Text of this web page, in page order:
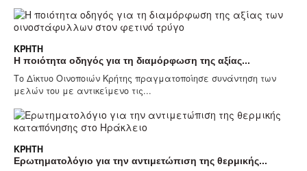
ΚΡΉΤΗ
Η ποιότητα οδηγός για τη διαμόρφωση της αξίας...
Το Δίκτυο Οινοποιών Κρήτης πραγματοποίησε συνάντηση των
μελών του με αντικείμενο τις...
ΚΡΉΤΗ
Ερωτηματολόγιο για την αντιμετώπιση της θερμικής...